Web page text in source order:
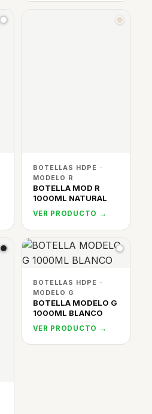
BOTELLAS HDPE ·
MODELO R
BOTELLA MOD R
1000ML NATURAL
VER PRODUCTO →
BOTELLAS HDPE ·
MODELO G
BOTELLA MODELO G
1000ML BLANCO
VER PRODUCTO →